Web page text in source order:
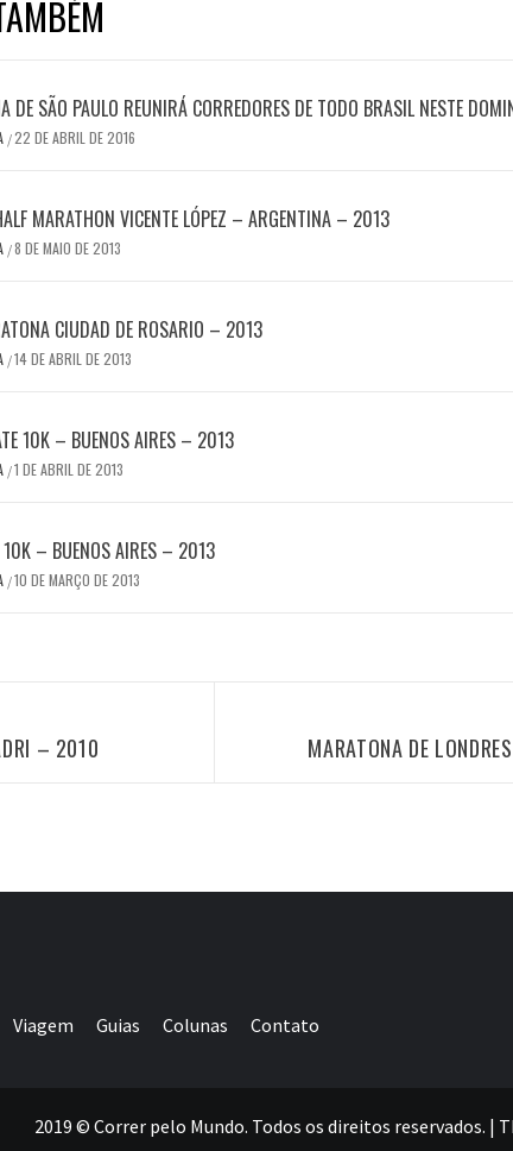
DE SÃO PAULO REUNIRÁ CORREDORES DE TODO BRASIL NESTE
/22 DE ABRIL DE 2016
MARATHON VICENTE LÓPEZ – ARGENTINA – 2013
/8 DE MAIO DE 2013
CIUDAD DE ROSARIO – 2013
/14 DE ABRIL DE 2013
10K – BUENOS AIRES – 2013
/1 DE ABRIL DE 2013
10K – BUENOS AIRES – 2013
/10 DE MARÇO DE 2013
– 2010
MARATONA DE
Viagem Guias Colunas Contato
2019 © Correr pelo Mundo. Todos os direitos reservados. |